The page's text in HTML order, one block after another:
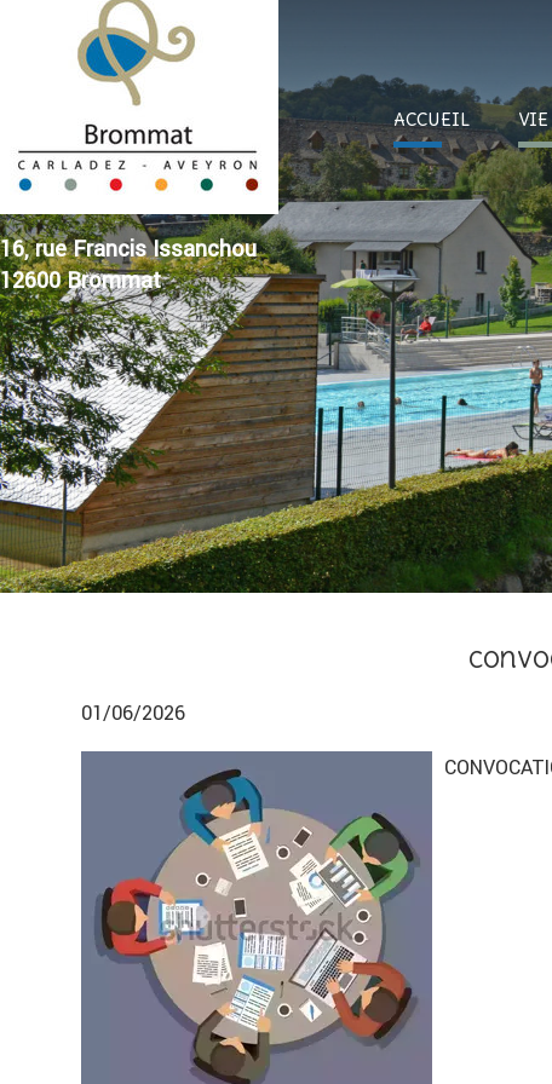
ACCUEIL VIE
16, rue Francis Issanchou
12600 Brommat
01/06/2026